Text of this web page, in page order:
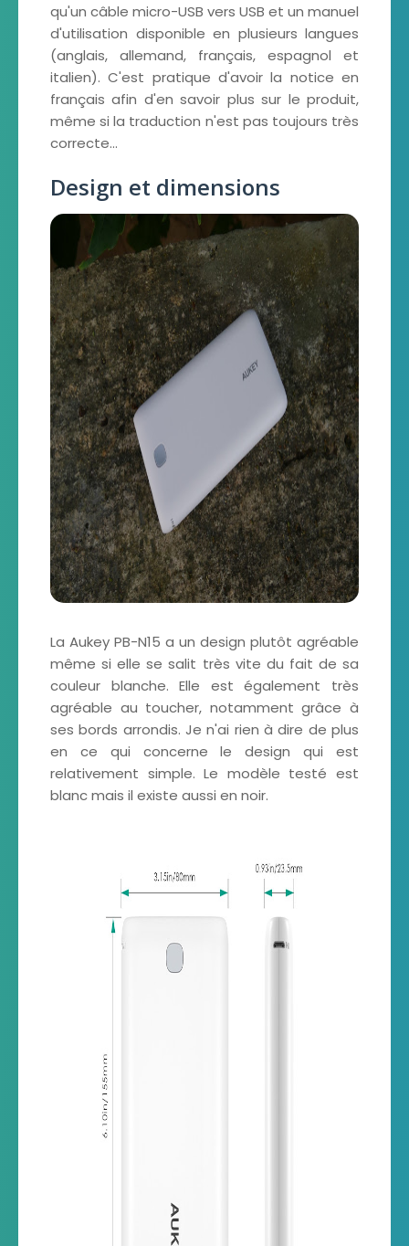
qu'un câble micro-USB vers USB et un manuel
d'utilisation disponible en plusieurs langues
(anglais, allemand, français, espagnol et
italien). C'est pratique d'avoir la notice en
français afin d'en savoir plus sur le produit,
même si la traduction n'est pas toujours très
correcte...
Design et dimensions
La Aukey PB-N15 a un design plutôt agréable
même si elle se salit très vite du fait de sa
couleur blanche. Elle est également très
agréable au toucher, notamment grâce à
ses bords arrondis. Je n'ai rien à dire de plus
en ce qui concerne le design qui est
relativement simple. Le modèle testé est
blanc mais il existe aussi en noir.